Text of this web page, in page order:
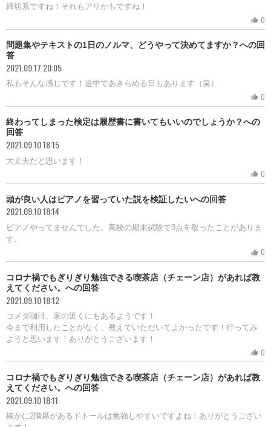
締切系ですね！それもアリかもですね！
thumb_up 0
問題集やテキストの1日のノルマ、どうやって決めてますか？への回
答
2021.09.17 20:05
私もそんな感じです！途中であきらめる日もあります（笑）
thumb_up 0
終わってしまった検定は履歴書に書いてもいいのでしょうか？への
回答
2021.09.10 18:15
大丈夫だと思います！
thumb_up 0
頭が良い人はピアノを習っていた説を検証したいへの回答
2021.09.10 18:14
ピアノやってませんでした。高校の期末試験で3点を取ったことがありま
す。
thumb_up 0
コロナ禍でもぎりぎり勉強できる喫茶店（チェーン店）があれば教
えてください。への回答
2021.09.10 18:12
コメダ珈琲、家の近くにもあるようです！
今まで利用したことがなく、教えていただいてよかったです！行ってみ
ようと思います！ありがとうございます！
thumb_up 0
コロナ禍でもぎりぎり勉強できる喫茶店（チェーン店）があれば教
えてください。への回答
2021.09.10 18:11
確かに2階席があるドトールは勉強しやすいですよね！ありがとうござい